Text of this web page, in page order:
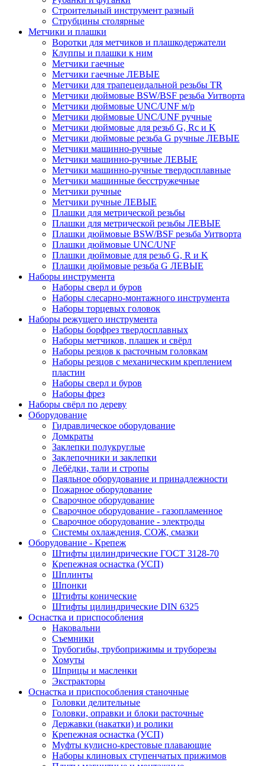
Строительный инструмент разный
Струбцины столярные
Метчики и плашки
Воротки для метчиков и плашкодержатели
Клуппы и плашки к ним
Метчики гаечные
Метчики гаечные ЛЕВЫЕ
Метчики для трапецеидальной резьбы TR
Метчики дюймовые BSW/BSF резьба Уитворта
Метчики дюймовые UNC/UNF м/р
Метчики дюймовые UNC/UNF ручные
Метчики дюймовые для резьб G, Rc и K
Метчики дюймовые резьба G ручные ЛЕВЫЕ
Метчики машинно-ручные
Метчики машинно-ручные ЛЕВЫЕ
Метчики машинно-ручные твердосплавные
Метчики машинные бесстружечные
Метчики ручные
Метчики ручные ЛЕВЫЕ
Плашки для метрической резьбы
Плашки для метрической резьбы ЛЕВЫЕ
Плашки дюймовые BSW/BSF резьба Уитворта
Плашки дюймовые UNC/UNF
Плашки дюймовые для резьб G, R и K
Плашки дюймовые резьба G ЛЕВЫЕ
Наборы инструмента
Наборы сверл и буров
Наборы слесарно-монтажного инструмента
Наборы торцевых головок
Наборы режущего инструмента
Наборы борфрез твердосплавных
Наборы метчиков, плашек и свёрл
Наборы резцов к расточным головкам
Наборы резцов с механическим креплением
пластин
Наборы сверл и буров
Наборы фрез
Наборы свёрл по дереву
Оборудование
Гидравлическое оборудование
Домкраты
Заклепки полукруглые
Заклепочники и заклепки
Лебёдки, тали и стропы
Паяльное оборудование и принадлежности
Пожарное оборудование
Сварочное оборудование
Сварочное оборудование - газопламенное
Сварочное оборудование - электроды
Системы охлаждения, СОЖ, смазки
Оборудование - Крепеж
Штифты цилиндрические ГОСТ 3128-70
Крепежная оснастка (УСП)
Шплинты
Шпонки
Штифты конические
Штифты цилиндрические DIN 6325
Оснастка и приспособления
Наковальни
Съемники
Трубогибы, трубоприжимы и труборезы
Хомуты
Шприцы и масленки
Экстракторы
Оснастка и приспособления станочные
Головки делительные
Головки, оправки и блоки расточные
Державки (накатки) и ролики
Крепежная оснастка (УСП)
Муфты кулисно-крестовые плавающие
Наборы клиновых ступенчатых прижимов